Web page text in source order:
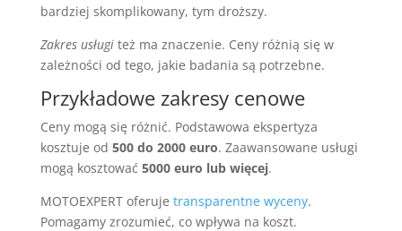
bardziej skomplikowany, tym droższy.
Zakres usługiteż ma znaczenie. Ceny różnią się w
zależności od tego, jakie badania są potrzebne.
Przykładowe zakresy cenowe
Ceny mogą się różnić. Podstawowa ekspertyza
kosztuje od 500 do 2000 euro. Zaawansowane usługi
mogą kosztować 5000 euro lub więcej.
MOTOEXPERT oferuje transparentne wyceny.
Pomagamy zrozumieć, co wpływa na koszt.